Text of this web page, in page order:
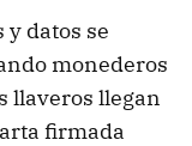
datos se
monederos
llaveros llegan
firmada